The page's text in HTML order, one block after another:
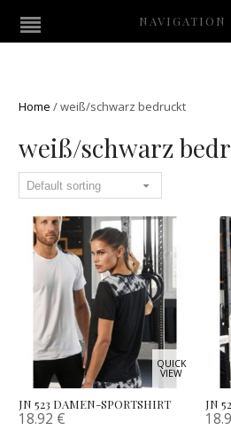
NAVIGATION
Home /weiß/schwarz bedruckt
weiß/schwarz
QUICK
VIEW
JN 523 DAMEN-SPORTSHIRT
18.92 €
JN